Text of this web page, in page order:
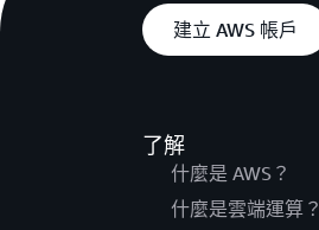
建立 AWS 帳戶
了解
什麼是 AWS？
什麼是雲端運算？